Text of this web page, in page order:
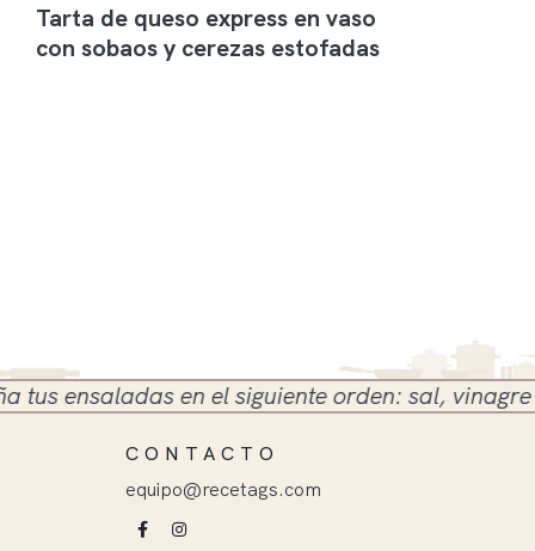
Tarta de queso express en vaso
con sobaos y cerezas estofadas
en el siguiente orden: sal, vinagre y
CONTACTO
equipo@recetags.com